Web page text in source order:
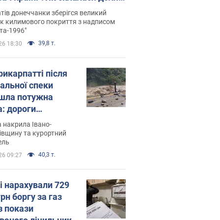
яка 30 років тому
"золото" Олімпіади
донеччанки зберігся великий
килимового покриття з надписом
1996"
18:30 39,8 т.
після
спеки
потужна
дороги
на
Відео
накрила Івано-
та курортний
09:27 40,3 т.
нарахували 729
боргу за газ
покази